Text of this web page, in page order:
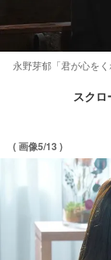
永野芽郁「君が心を
スクロ
( 画像5/13 )